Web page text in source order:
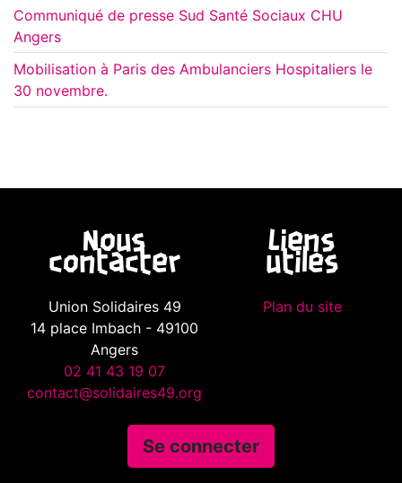
Communiqué de presse Sud Santé Sociaux CHU
Angers
Mobilisation à Paris des Ambulanciers Hospitaliers le
30 novembre.
Nous
contacter
Union Solidaires 49
14 place Imbach - 49100
Angers
02 41 43 19 07
contact@solidaires49.org
Liens
utiles
Plan du site
Se connecter